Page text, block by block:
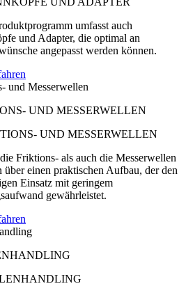
umfasst auch
und Adapter, die optimal an
angepasst werden können.
und Messerwellen
UND MESSERWELLEN
Friktions- als auch die Messerwellen
über einen praktischen Aufbau, der den
Einsatz mit geringem
gewährleistet.